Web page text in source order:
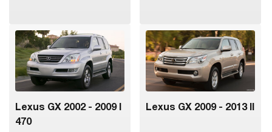
Lexus GX 2002 - 2009 I
470
Lexus GX 2009 - 2013 II